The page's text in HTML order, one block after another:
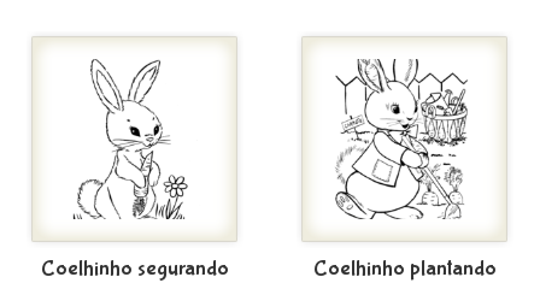
Coelhinho segurando
Coelhinho plantando